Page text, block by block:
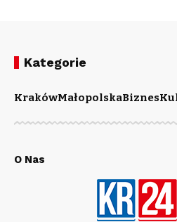
Kategorie
KrakówMałopolskaBiznes
O Nas